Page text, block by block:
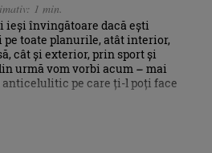
1 min.
ieși învingătoare dacă ești
pe toate planurile, atât interior,
cât și exterior, prin sport și
urmă vom vorbi acum – mai
anticelulitic pe care ți-l poți face